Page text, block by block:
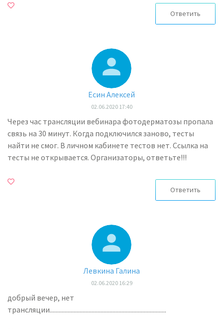
Ответить
Есин Алексей
02.06.2020 17:40
Через час трансляции вебинара фотодерматозы пропала
связь на 30 минут. Когда подключился заново, тесты
найти не смог. В личном кабинете тестов нет. Ссылка на
тесты не открывается. Организаторы, ответьте!!!
Ответить
Левкина Галина
02.06.2020 16:29
добрый вечер, нет
трансляции..............................................................................